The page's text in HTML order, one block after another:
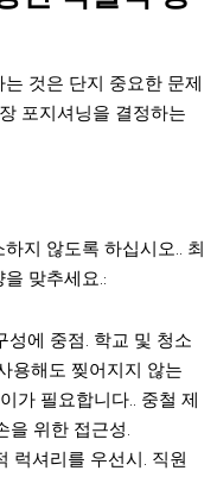
것은 단지 중요한 문제
포지셔닝을 결정하는
지 않도록 하십시오.. 최
맞추세요.:
성에 중점. 학교 및 청소
용해도 찢어지지 않는
가 필요합니다.. 중철 제
을 위한 접근성.
럭셔리를 우선시. 직원